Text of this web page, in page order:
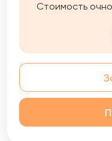
Стоимость